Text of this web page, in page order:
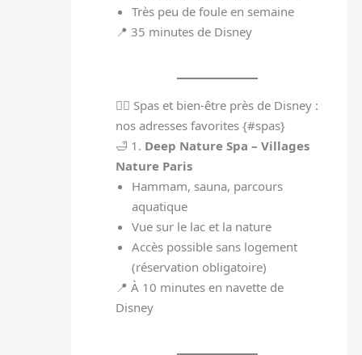
Très peu de foule en semaine
📍 35 minutes de Disney
💆‍♀️ Spas et bien-être près de Disney :
nos adresses favorites {#spas}
🛁 1. Deep Nature Spa – Villages
Nature Paris
Hammam, sauna, parcours
aquatique
Vue sur le lac et la nature
Accès possible sans logement
(réservation obligatoire)
📍 À 10 minutes en navette de
Disney